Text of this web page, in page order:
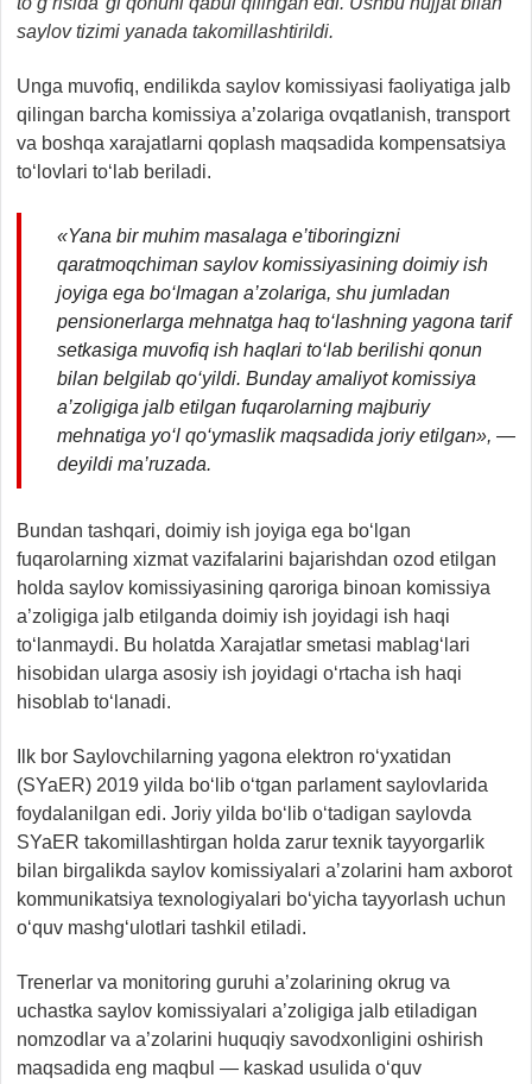
saylov tizimi yanada takomillashtirildi.
Unga muvofiq, endilikda saylov komissiyasi faoliyatiga jalb
qilingan barcha komissiya a’zolariga ovqatlanish, transport
va boshqa xarajatlarni qoplash maqsadida kompensatsiya
to‘lovlari to‘lab beriladi.
«Yana bir muhim masalaga e’tiboringizni
qaratmoqchiman saylov komissiyasining doimiy ish
joyiga ega bo‘lmagan a’zolariga, shu jumladan
pensionerlarga mehnatga haq to‘lashning yagona tarif
setkasiga muvofiq ish haqlari to‘lab berilishi qonun
bilan belgilab qo‘yildi. Bunday amaliyot komissiya
a’zoligiga jalb etilgan fuqarolarning majburiy
mehnatiga yo‘l qo‘ymaslik maqsadida joriy etilgan», —
deyildi ma’ruzada.
Bundan tashqari, doimiy ish joyiga ega bo‘lgan
fuqarolarning xizmat vazifalarini bajarishdan ozod etilgan
holda saylov komissiyasining qaroriga binoan komissiya
a’zoligiga jalb etilganda doimiy ish joyidagi ish haqi
to‘lanmaydi. Bu holatda Xarajatlar smetasi mablag‘lari
hisobidan ularga asosiy ish joyidagi o‘rtacha ish haqi
hisoblab to‘lanadi.
Ilk bor Saylovchilarning yagona elektron ro‘yxatidan
(SYaER) 2019 yilda bo‘lib o‘tgan parlament saylovlarida
foydalanilgan edi. Joriy yilda bo‘lib o‘tadigan saylovda
SYaER takomillashtirgan holda zarur texnik tayyorgarlik
bilan birgalikda saylov komissiyalari a’zolarini ham axborot
kommunikatsiya texnologiyalari bo‘yicha tayyorlash uchun
o‘quv mashg‘ulotlari tashkil etiladi.
Trenerlar va monitoring guruhi a’zolarining okrug va
uchastka saylov komissiyalari a’zoligiga jalb etiladigan
nomzodlar va a’zolarini huquqiy savodxonligini oshirish
maqsadida eng maqbul — kaskad usulida o‘quv